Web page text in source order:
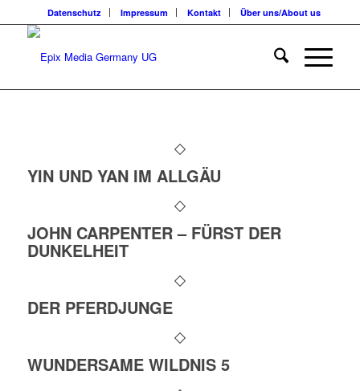
Datenschutz Impressum Kontakt Über uns/About us
YIN UND YAN IM ALLGÄU
JOHN CARPENTER – FÜRST DER
DUNKELHEIT
DER PFERDJUNGE
WUNDERSAME WILDNIS 5